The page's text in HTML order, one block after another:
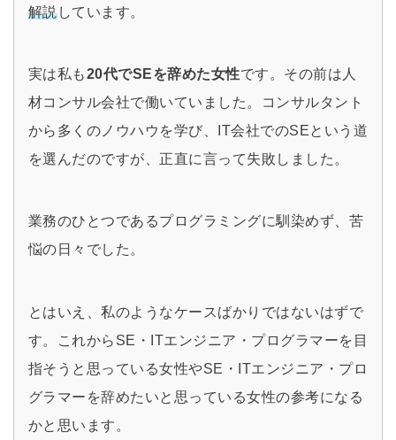
解説しています。
実は私も20代でSEを辞めた女性です。その前は人
材コンサル会社で働いていました。コンサルタント
から多くのノウハウを学び、IT会社でのSEという道
を選んだのですが、正直に言って失敗しました。
業務のひとつであるプログラミングに馴染めず、苦
悩の日々でした。
とはいえ、私のようなケースばかりではないはずで
す。これからSE・ITエンジニア・プログラマーを目
指そうと思っている女性やSE・ITエンジニア・プロ
グラマーを辞めたいと思っている女性の参考になる
かと思います。